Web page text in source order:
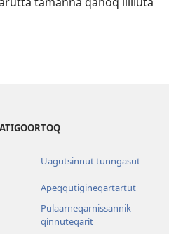
Uagutsinnut tunngasut
Apeqqutigineqartartut
Pulaarneqarnissannik
qinnuteqarit